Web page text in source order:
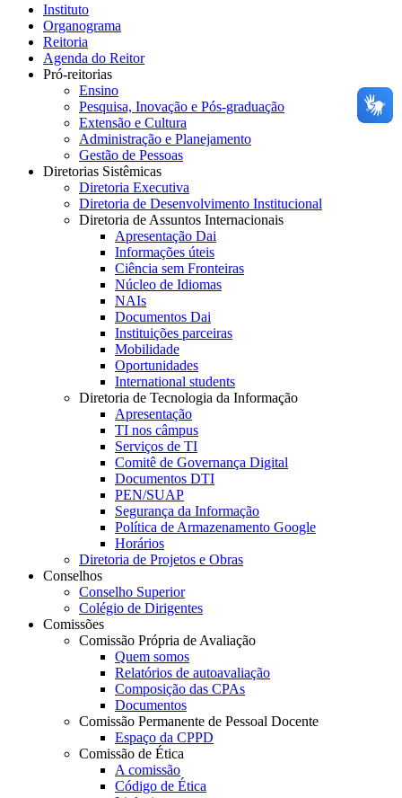
Instituto
Organograma
Reitoria
Agenda do Reitor
Pró-reitorias
Ensino
Pesquisa, Inovação e Pós-graduação
Extensão e Cultura
Administração e Planejamento
Gestão de Pessoas
Diretorias Sistêmicas
Diretoria Executiva
Diretoria de Desenvolvimento Institucional
Diretoria de Assuntos Internacionais
Apresentação Dai
Informações úteis
Ciência sem Fronteiras
Núcleo de Idiomas
NAIs
Documentos Dai
Instituições parceiras
Mobilidade
Oportunidades
International students
Diretoria de Tecnologia da Informação
Apresentação
TI nos câmpus
Serviços de TI
Comitê de Governança Digital
Documentos DTI
PEN/SUAP
Segurança da Informação
Política de Armazenamento Google
Horários
Diretoria de Projetos e Obras
Conselhos
Conselho Superior
Colégio de Dirigentes
Comissões
Comissão Própria de Avaliação
Quem somos
Relatórios de autoavaliação
Composição das CPAs
Documentos
Comissão Permanente de Pessoal Docente
Espaço da CPPD
Comissão de Ética
A comissão
Código de Ética